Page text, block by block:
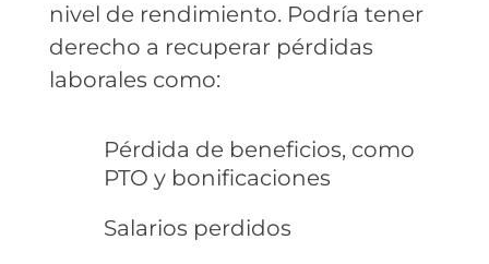
nivel de rendimiento. Podría tener
derecho a recuperar pérdidas
laborales como:
Pérdida de beneficios, como
PTO y bonificaciones
Salarios perdidos